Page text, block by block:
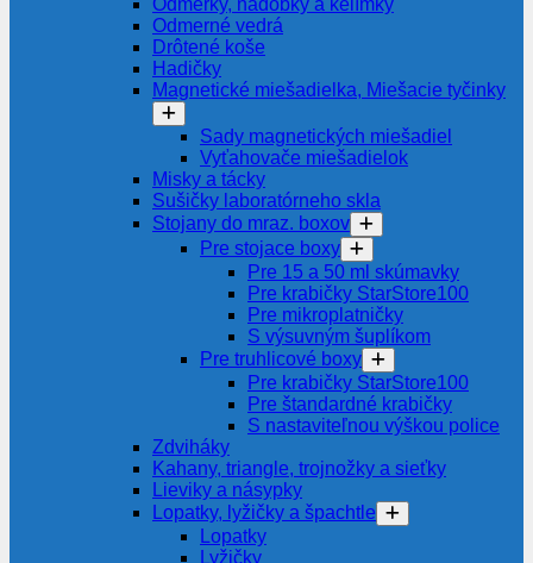
Odmerky, nádobky a kelímky
Odmerné vedrá
Drôtené koše
Hadičky
Magnetické miešadielka, Miešacie tyčinky
Sady magnetických miešadiel
Vyťahovače miešadielok
Misky a tácky
Sušičky laboratórneho skla
Stojany do mraz. boxov
Pre stojace boxy
Pre 15 a 50 ml skúmavky
Pre krabičky StarStore100
Pre mikroplatničky
S výsuvným šuplíkom
Pre truhlicové boxy
Pre krabičky StarStore100
Pre štandardné krabičky
S nastaviteľnou výškou police
Zdviháky
Kahany, triangle, trojnožky a sieťky
Lieviky a násypky
Lopatky, lyžičky a špachtle
Lopatky
Lyžičky